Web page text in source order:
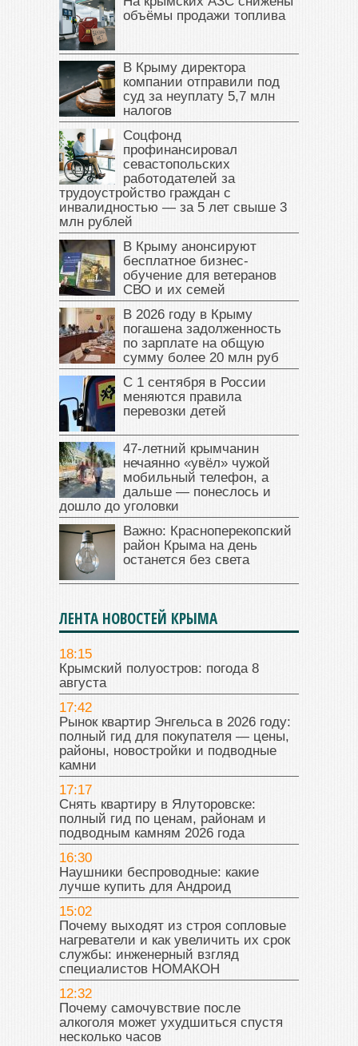
объёмы продажи топлива
В Крыму директора
компании отправили под
суд за неуплату 5,7 млн
налогов
Соцфонд
профинансировал
севастопольских
работодателей за
трудоустройство граждан с
инвалидностью — за 5 лет свыше 3
млн рублей
В Крыму анонсируют
бесплатное бизнес-
обучение для ветеранов
СВО и их семей
В 2026 году в Крыму
погашена задолженность
по зарплате на общую
сумму более 20 млн руб
С 1 сентября в России
меняются правила
перевозки детей
47‑летний крымчанин
нечаянно «увёл» чужой
мобильный телефон, а
дальше — понеслось и
дошло до уголовки
Важно: Красноперекопский
район Крыма на день
останется без света
ЛЕНТА НОВОСТЕЙ КРЫМА
18:15
Крымский полуостров: погода 8
августа
17:42
Рынок квартир Энгельса в 2026 году:
полный гид для покупателя — цены,
районы, новостройки и подводные
камни
17:17
Снять квартиру в Ялуторовске:
полный гид по ценам, районам и
подводным камням 2026 года
16:30
Наушники беспроводные: какие
лучше купить для Андроид
15:02
Почему выходят из строя сопловые
нагреватели и как увеличить их срок
службы: инженерный взгляд
специалистов НОМАКОН
12:32
Почему самочувствие после
алкоголя может ухудшиться спустя
несколько часов